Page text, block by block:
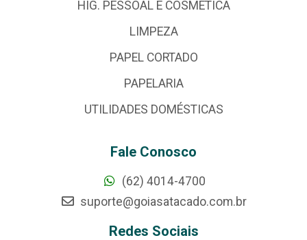
HIG. PESSOAL E COSMÉTICA
LIMPEZA
PAPEL CORTADO
PAPELARIA
UTILIDADES DOMÉSTICAS
Fale Conosco
(62) 4014-4700
suporte@goiasatacado.com.br
Redes Sociais